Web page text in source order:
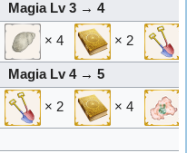
Magia Lv 3 → 4
× 4 × 2
Magia Lv 4 → 5
× 2 × 4